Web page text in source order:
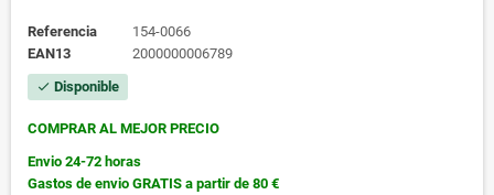
Referencia
154-0066
EAN13
2000000006789
check Disponible
COMPRAR AL MEJOR PRECIO
Envio 24-72 horas
Gastos de envio GRATIS a partir de 80 €